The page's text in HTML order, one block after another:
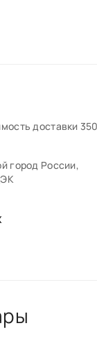
доставки 350
город России,